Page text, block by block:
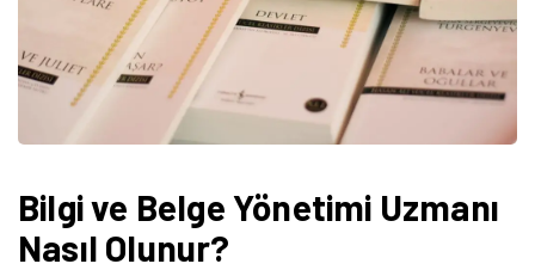
Bilgi ve Belge Yönetimi Uzmanı
Nasıl Olunur?